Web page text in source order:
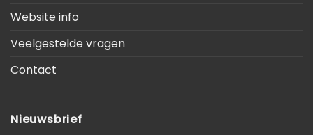
Website info
Veelgestelde vragen
Contact
Nieuwsbrief